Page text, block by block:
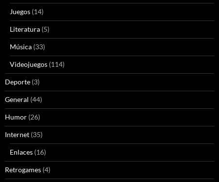
Juegos (14)
Literatura (5)
Música (33)
Videojuegos (114)
Deporte (3)
General (44)
Humor (26)
Internet (35)
Enlaces (16)
Retrogames (4)